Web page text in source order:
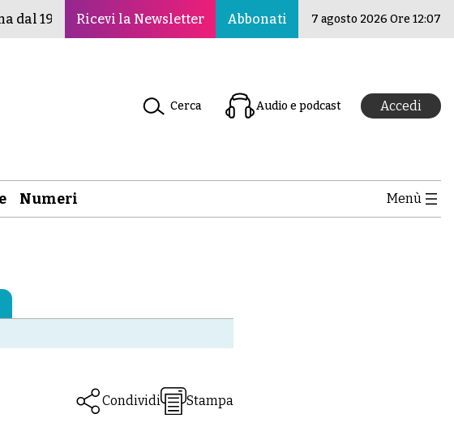
1982 · Buddismo per la pace, la cultura e l’educazione ·Il Nuovo
Ricevi la Newsletter Abbonati 7 agosto 2026 Ore 12:07
Cerca Audio e podcast Accedi
Numeri Menù
Condividi Stampa